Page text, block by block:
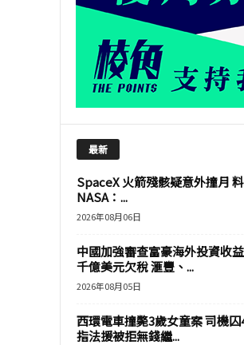
最新
SpaceX 火箭殘骸疑意外撞月
NASA：...
2026年08月06日
中國加強審查富豪海外投資收
千億美元欠稅 滙豐、...
2026年08月05日
西環電車撞斃3歲女童案 司機
指法援被拒無錢繼...